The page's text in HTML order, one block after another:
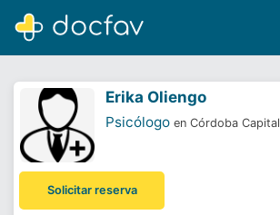
Software para clínicas
Erika Oliengo
Psicólogo en Córdoba Capital
Solicitar reserva